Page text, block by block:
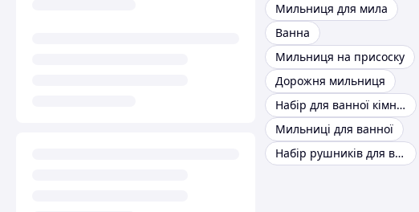
Мильниця для мила
Ванна
Мильниця на присоску
Дорожня мильниця
Набір для ванної кімнати
Мильниці для ванної
Набір рушників для ванної